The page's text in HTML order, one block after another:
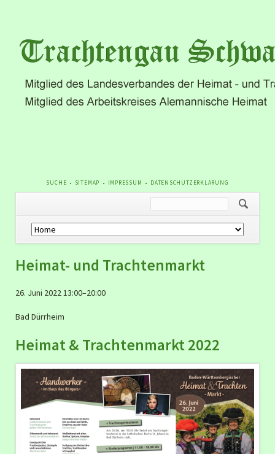
NAVIGATION
SUCHE SITEMAP IMPRESSUM DATENSCHUTZERKLÄRUNG
Navigation
überspringen
Heimat- und Trachtenmarkt
26. Juni 2022 13:00–20:00
Bad Dürrheim
Heimat & Trachtenmarkt 2022